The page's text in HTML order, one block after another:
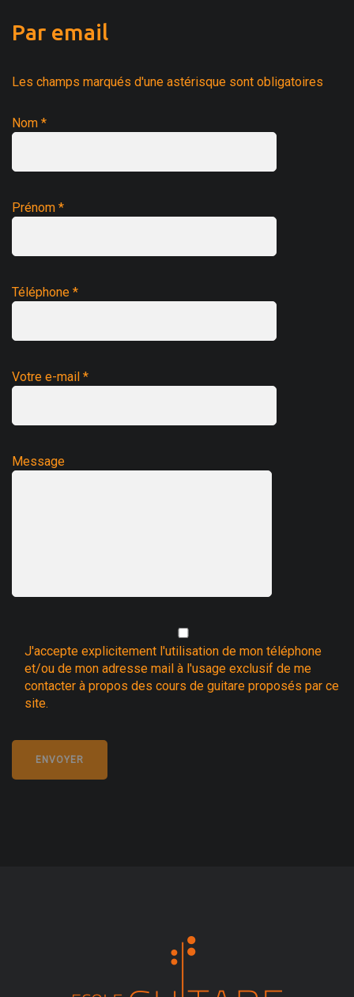
Par email
Les champs marqués d'une astérisque sont obligatoires
Nom *
Prénom *
Téléphone *
Votre e-mail *
Message
J'accepte explicitement l'utilisation de mon téléphone
et/ou de mon adresse mail à l'usage exclusif de me
contacter à propos des cours de guitare proposés par ce
site.